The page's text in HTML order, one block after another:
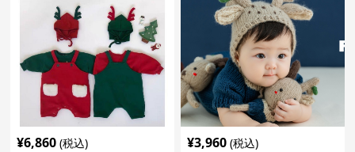
¥6,860 (税込) ¥3,960 (税込)